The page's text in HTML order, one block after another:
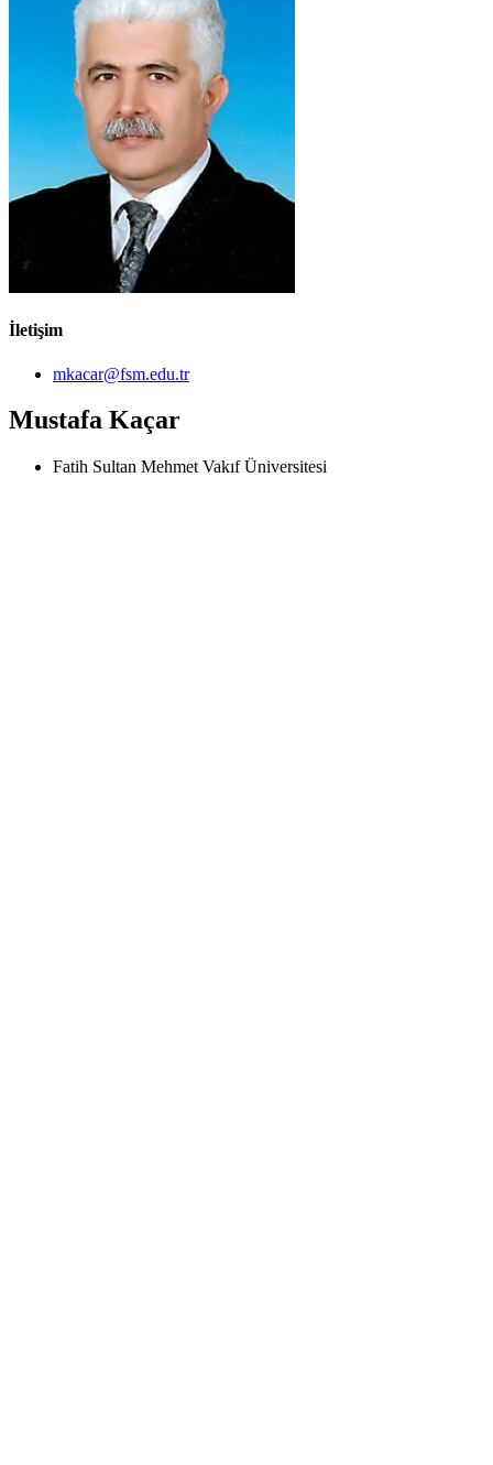
İletişim
mkacar@fsm.edu.tr
Mustafa Kaçar
Fatih Sultan Mehmet Vakıf Üniversitesi